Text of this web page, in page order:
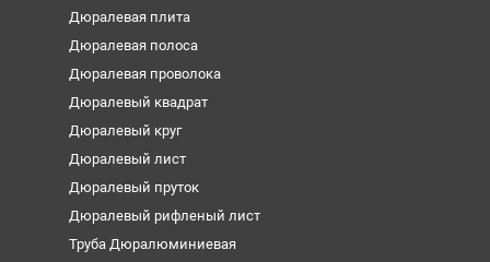
Дюралевая плита
Дюралевая полоса
Дюралевая проволока
Дюралевый квадрат
Дюралевый круг
Дюралевый лист
Дюралевый пруток
Дюралевый рифленый лист
Труба Дюралюминиевая